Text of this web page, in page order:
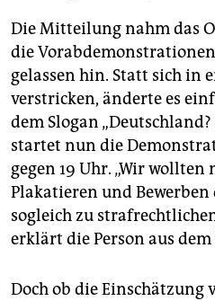
Die Mitteilung nahm das
die
gelassen hin. Statt sich in
verstricken, änderte es
dem Slogan
startet nun die
gegen 19 Uhr. „Wir wollten
Plakatieren und
sogleich zu
erklärt die Person aus dem
Doch ob die Einschätzung